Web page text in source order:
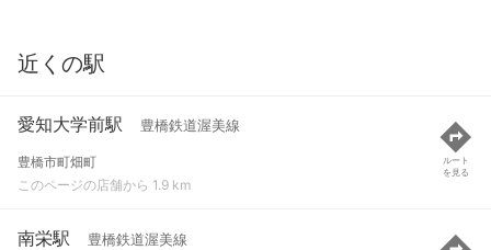
近くの駅
愛知大学前駅 豊橋鉄道渥美線
豊橋市町畑町
このページの店舗から 1.9 km
ルート
を見る
南栄駅 豊橋鉄道渥美線